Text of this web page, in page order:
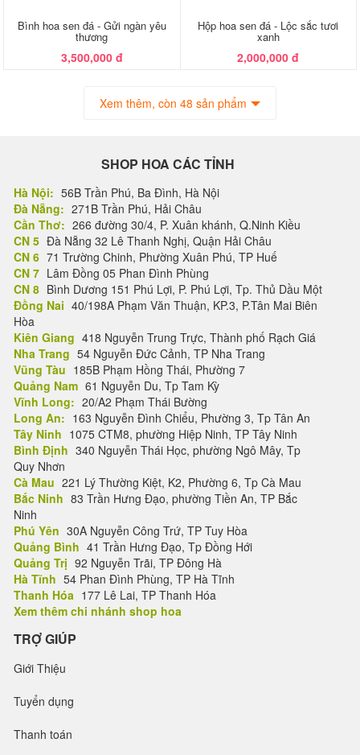
Bình hoa sen đá - Gửi ngàn yêu
thương
3,500,000 đ
Hộp hoa sen đá - Lộc sắc tươi
xanh
2,000,000 đ
Xem thêm, còn 48 sản phẩm
SHOP HOA CÁC TỈNH
Hà Nội: 56B Trần Phú, Ba Đình, Hà Nội
Đà Nẵng: 271B Trần Phú, Hải Châu
Cần Thơ: 266 đường 30/4, P. Xuân khánh, Q.Ninh Kiều
CN 5 Đà Nẵng 32 Lê Thanh Nghị, Quận Hải Châu
CN 6 71 Trường Chinh, Phường Xuân Phú, TP Huế
CN 7 Lâm Đồng 05 Phan Đình Phùng
CN 8 Bình Dương 151 Phú Lợi, P. Phú Lợi, Tp. Thủ Dầu Một
Đồng Nai 40/198A Phạm Văn Thuận, KP.3, P.Tân Mai Biên
Hòa
Kiên Giang 418 Nguyễn Trung Trực, Thành phố Rạch Giá
Nha Trang 54 Nguyễn Đức Cảnh, TP Nha Trang
Vũng Tàu 185B Phạm Hồng Thái, Phường 7
Quảng Nam 61 Nguyễn Du, Tp Tam Kỳ
Vĩnh Long: 20/A2 Phạm Thái Bường
Long An: 163 Nguyễn Đình Chiểu, Phường 3, Tp Tân An
Tây Ninh 1075 CTM8, phường Hiệp Ninh, TP Tây Ninh
Bình Định 340 Nguyễn Thái Học, phường Ngô Mây, Tp
Quy Nhơn
Cà Mau 221 Lý Thường Kiệt, K2, Phường 6, Tp Cà Mau
Bắc Ninh 83 Trần Hưng Đạo, phường Tiền An, TP Bắc
Ninh
Phú Yên 30A Nguyễn Công Trứ, TP Tuy Hòa
Quảng Bình 41 Trần Hưng Đạo, Tp Đồng Hới
Quảng Trị 92 Nguyễn Trãi, TP Đông Hà
Hà Tĩnh 54 Phan Đình Phùng, TP Hà Tĩnh
Thanh Hóa 177 Lê Lai, TP Thanh Hóa
Xem thêm chi nhánh shop hoa
TRỢ GIÚP
Giới Thiệu
Tuyển dụng
Thanh toán